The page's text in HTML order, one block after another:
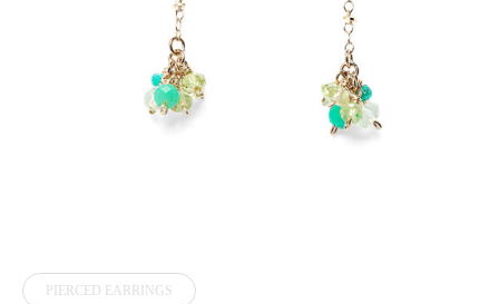
PIERCED EARRINGS